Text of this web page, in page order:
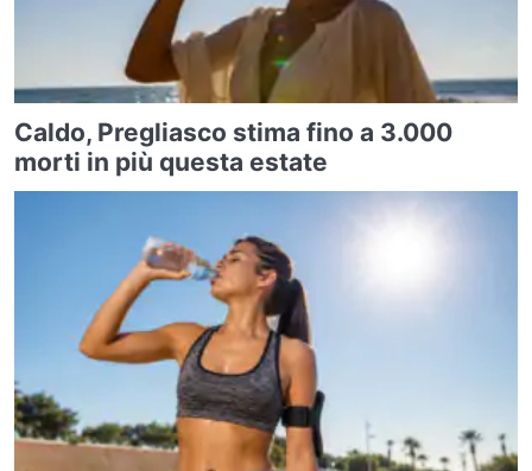
Caldo, Pregliasco stima fino a 3.000
morti in più questa estate